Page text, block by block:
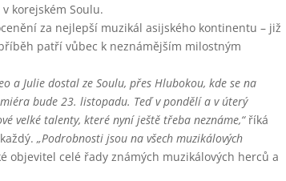
korejském Soulu.
za nejlepší muzikál asijského kontinentu – již
patří vůbec k neznámějším milostným
a Julie dostal ze Soulu, přes Hlubokou, kde se na
bude 23. listopadu. Teď v pondělí a v úterý
velké talenty, které nyní ještě třeba neznáme,“ říká
„Podrobnosti jsou na všech muzikálových
objevitel celé řady známých muzikálových herců a